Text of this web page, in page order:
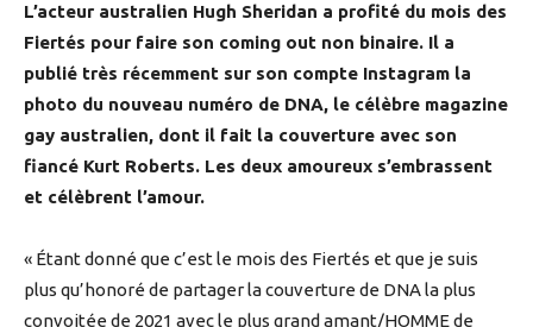
L’acteur australien Hugh Sheridan a profité du mois des
Fiertés pour faire son coming out non binaire. Il a
publié très récemment sur son compte Instagram la
photo du nouveau numéro de DNA, le célèbre magazine
gay australien, dont il fait la couverture avec son
fiancé Kurt Roberts. Les deux amoureux s’embrassent
et célèbrent l’amour.
« Étant donné que c’est le mois des Fiertés et que je suis
plus qu’honoré de partager la couverture de DNA la plus
convoitée de 2021 avec le plus grand amant/HOMME de